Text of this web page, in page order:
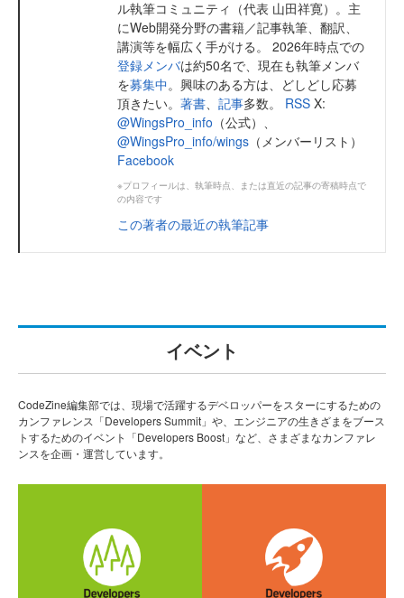
ル執筆コミュニティ（代表 山田祥寛）。主
にWeb開発分野の書籍／記事執筆、翻訳、
講演等を幅広く手がける。 2026年時点での
登録メンバは約50名で、現在も執筆メンバ
を募集中。興味のある方は、どしどし応募
頂きたい。 著書、 記事多数。 RSS X:
@WingsPro_info （公式）、
@WingsPro_info/wings （メンバーリスト）
Facebook
※プロフィールは、執筆時点、または直近の記事の寄稿時点で
の内容です
この著者の最近の執筆記事
イベント
CodeZine編集部では、現場で活躍するデベロッパーをスターにするための
カンファレンス「Developers Summit」や、エンジニアの生きざまをブース
トするためのイベント「Developers Boost」など、さまざまなカンファレ
ンスを企画・運営しています。